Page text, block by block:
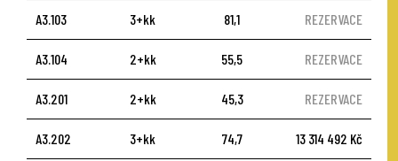
A3.103 3+kk 81,1 REZERVACE
A3.104 2+kk 55,5 REZERVACE
A3.201 2+kk 45,3 REZERVACE
A3.202 3+kk 74,7 13 314 492 Kč